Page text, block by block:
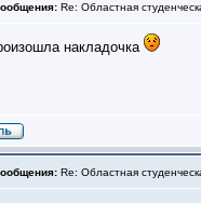
Re: Областная
накладочка
Re: Областная